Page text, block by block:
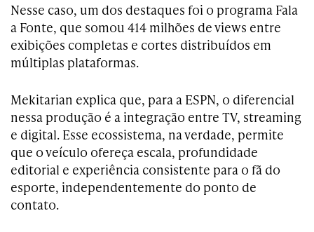
Nesse caso, um dos destaques foi o programa Fala
a Fonte, que somou 414 milhões de views entre
exibições completas e cortes distribuídos em
múltiplas plataformas.
Mekitarian explica que, para a ESPN, o diferencial
nessa produção é a integração entre TV, streaming
e digital. Esse ecossistema, na verdade, permite
que o veículo ofereça escala, profundidade
editorial e experiência consistente para o fã do
esporte, independentemente do ponto de
contato.